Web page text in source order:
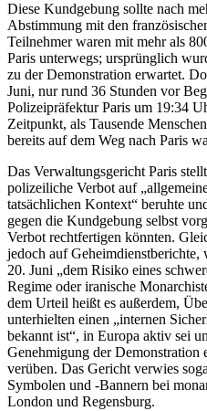
Diese Kundgebung sollte nach
Abstimmung mit den
Teilnehmer waren mit mehr als
Paris unterwegs; ursprünglich
zu der Demonstration erwartet.
Juni, nur rund 36 Stunden vor
Polizeipräfektur Paris um 19:34
Zeitpunkt, als Tausende
bereits auf dem Weg nach Paris
Das Verwaltungsgericht Paris
polizeiliche Verbot auf
tatsächlichen Kontext“ beruhte
gegen die Kundgebung selbst
Verbot rechtfertigen könnten.
jedoch auf
20. Juni „dem Risiko eines
Regime oder iranische
dem Urteil heißt es außerdem,
unterhielten einen „internen
bekannt ist“, in Europa aktiv sei
Genehmigung der Demonstration
verüben. Das Gericht verwies
Symbolen und -Bannern bei
London und Regensburg.